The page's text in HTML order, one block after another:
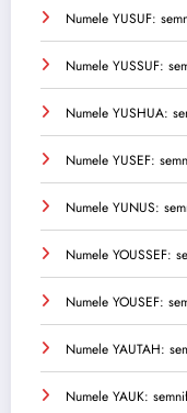
Numele YUSUF:
Numele YUSSUF:
Numele YUSHUA:
Numele YUSEF:
Numele YUNUS:
Numele YOUSSEF:
Numele YOUSEF:
Numele YAUTAH:
Numele YAUK: